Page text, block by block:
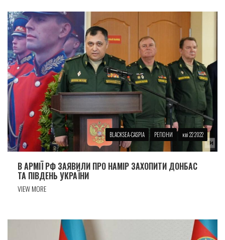
BLACKSEA-CASPIA РЕГІОНИ кві 22 2022
В АРМІЇ РФ ЗАЯВИЛИ ПРО НАМІР ЗАХОПИТИ ДОНБАС
ТА ПІВДЕНЬ УКРАЇНИ
VIEW MORE